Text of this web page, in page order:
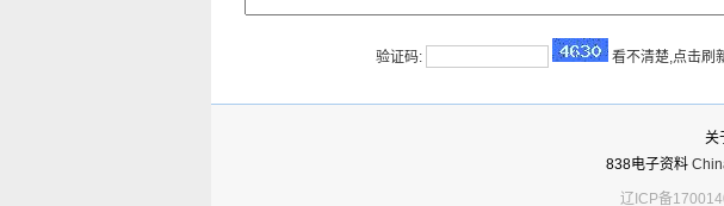
验证码: 看不清楚,点击刷
关
838电子资料
辽ICP备